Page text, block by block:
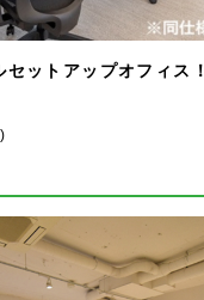
ットアップオフィス！